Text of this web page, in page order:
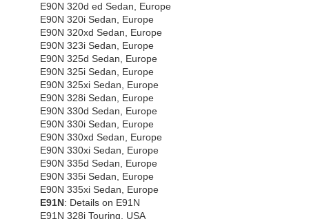
E90N 320d ed Sedan, Europe
E90N 320i Sedan, Europe
E90N 320xd Sedan, Europe
E90N 323i Sedan, Europe
E90N 325d Sedan, Europe
E90N 325i Sedan, Europe
E90N 325xi Sedan, Europe
E90N 328i Sedan, Europe
E90N 330d Sedan, Europe
E90N 330i Sedan, Europe
E90N 330xd Sedan, Europe
E90N 330xi Sedan, Europe
E90N 335d Sedan, Europe
E90N 335i Sedan, Europe
E90N 335xi Sedan, Europe
E91N: Details on E91N
E91N 328i Touring, USA